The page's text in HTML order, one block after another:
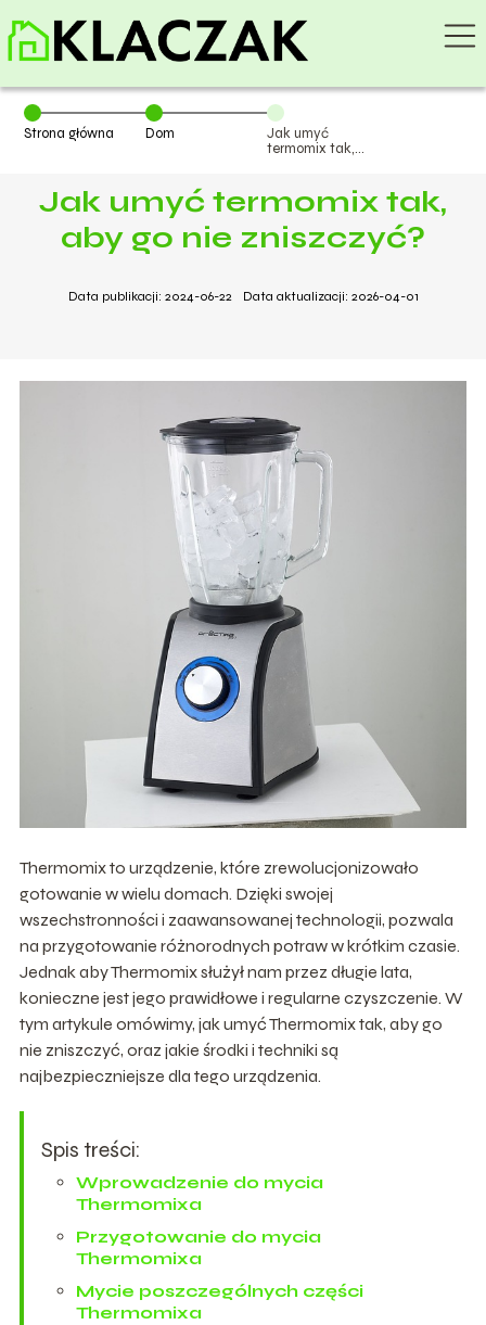
Strona główna Dom
Jak umyć
termomix tak,
Jak umyć termomix tak,
aby go nie zniszczyć?
Data publikacji: 2024-06-22 Data aktualizacji: 2026-04-01
Thermomix to urządzenie, które zrewolucjonizowało
gotowanie w wielu domach. Dzięki swojej
wszechstronności i zaawansowanej technologii, pozwala
na przygotowanie różnorodnych potraw w krótkim czasie.
Jednak aby Thermomix służył nam przez długie lata,
konieczne jest jego prawidłowe i regularne czyszczenie. W
tym artykule omówimy, jak umyć Thermomix tak, aby go
nie zniszczyć, oraz jakie środki i techniki są
najbezpieczniejsze dla tego urządzenia.
Spis treści:
Wprowadzenie do mycia
Thermomixa
Przygotowanie do mycia
Thermomixa
Mycie poszczególnych części
Thermomixa